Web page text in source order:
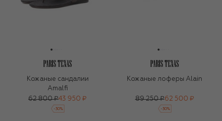
Кожаные сандалии
Amalfi
62 800 ₽43 950 ₽
-30%
Кожаные лоферы Alain
89 250 ₽62 500 ₽
-30%